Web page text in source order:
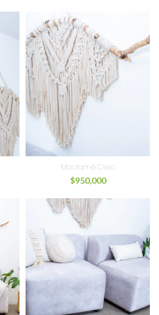
Macramé Cielo
$950,000